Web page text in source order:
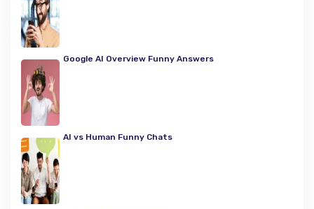
Google AI Overview Funny Answers
AI vs Human Funny Chats